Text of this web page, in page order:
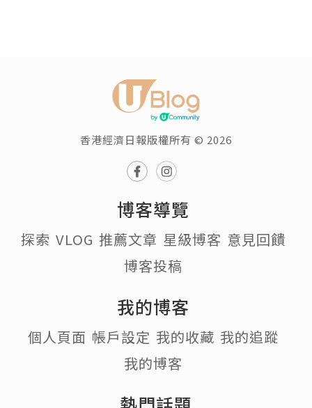
香港經濟日報版權所有 © 2026
博客導覽
探索 VLOG 推薦文章 星級博客 意見回饋
博客投稿
我的博客
個人頁面 帳戶設定 我的收藏 我的追蹤
我的博客